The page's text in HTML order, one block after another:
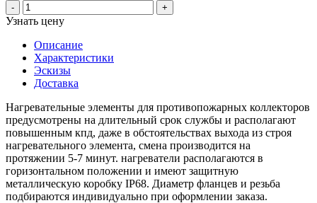
- +
Узнать цену
Описание
Характеристики
Эскизы
Доставка
Нагревательные элементы для противопожарных коллекторов
предусмотрены на длительный срок службы и располагают
повышенным кпд, даже в обстоятельствах выхода из строя
нагревательного элемента, смена производится на
протяжении 5-7 минут. нагреватели располагаются в
горизонтальном положении и имеют защитную
металлическую коробку IP68. Диаметр фланцев и резьба
подбираются индивидуально при оформлении заказа.